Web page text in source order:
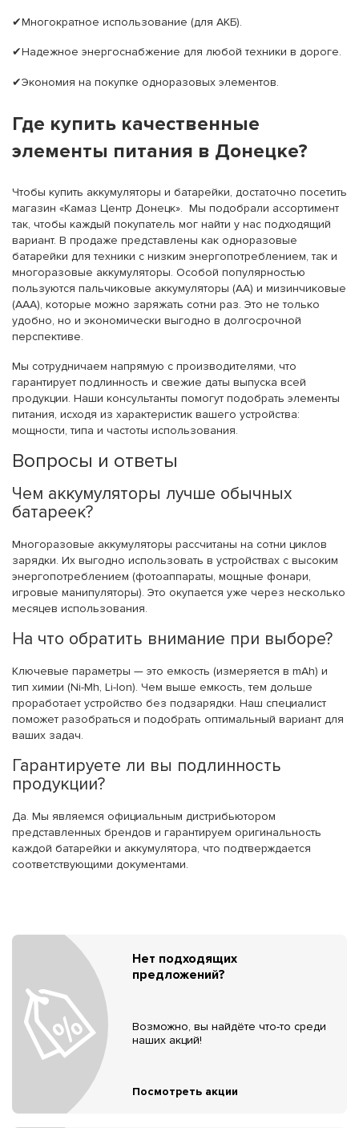
✔Многократное использование (для АКБ).
✔Надежное энергоснабжение для любой техники в дороге.
✔Экономия на покупке одноразовых элементов.
Где купить качественные
элементы питания в Донецке?
Чтобы купить аккумуляторы и батарейки, достаточно посетить
магазин «Камаз Центр Донецк». Мы подобрали ассортимент
так, чтобы каждый покупатель мог найти у нас подходящий
вариант. В продаже представлены как одноразовые
батарейки для техники с низким энергопотреблением, так и
многоразовые аккумуляторы. Особой популярностью
пользуются пальчиковые аккумуляторы (АА) и мизинчиковые
(ААА), которые можно заряжать сотни раз. Это не только
удобно, но и экономически выгодно в долгосрочной
перспективе.
Мы сотрудничаем напрямую с производителями, что
гарантирует подлинность и свежие даты выпуска всей
продукции. Наши консультанты помогут подобрать элементы
питания, исходя из характеристик вашего устройства:
мощности, типа и частоты использования.
Вопросы и ответы
Чем аккумуляторы лучше обычных
батареек?
Многоразовые аккумуляторы рассчитаны на сотни циклов
зарядки. Их выгодно использовать в устройствах с высоким
энергопотреблением (фотоаппараты, мощные фонари,
игровые манипуляторы). Это окупается уже через несколько
месяцев использования.
На что обратить внимание при выборе?
Ключевые параметры — это емкость (измеряется в mAh) и
тип химии (Ni-Mh, Li-Ion). Чем выше емкость, тем дольше
проработает устройство без подзарядки. Наш специалист
поможет разобраться и подобрать оптимальный вариант для
ваших задач.
Гарантируете ли вы подлинность
продукции?
Да. Мы являемся официальным дистрибьютором
представленных брендов и гарантируем оригинальность
каждой батарейки и аккумулятора, что подтверждается
соответствующими документами.
Нет подходящих
предложений?
Возможно, вы найдёте что-то среди
наших акций!
Посмотреть акции